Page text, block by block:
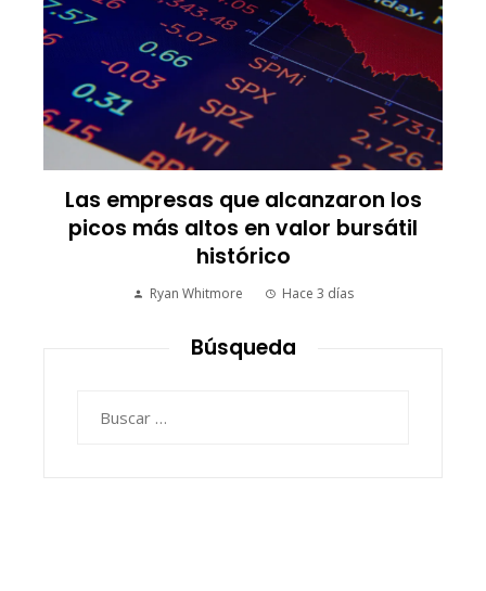
Las empresas que alcanzaron los
picos más altos en valor bursátil
histórico
Ryan Whitmore Hace 3 días
Búsqueda